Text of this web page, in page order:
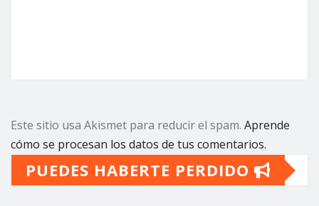
Este sitio usa Akismet para reducir el spam. Aprende
cómo se procesan los datos de tus comentarios.
PUEDES HABERTE PERDIDO